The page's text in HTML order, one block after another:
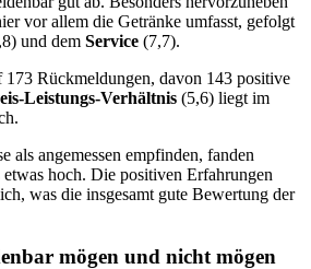
vor allem die Getränke umfasst, gefolgt
und dem Service (7,7).
173 Rückmeldungen, davon 143 positive
Leistungs-Verhältnis (5,6) liegt im
als angemessen empfinden, fanden
hoch. Die positiven Erfahrungen
was die insgesamt gute Bewertung der
mögen und nicht mögen